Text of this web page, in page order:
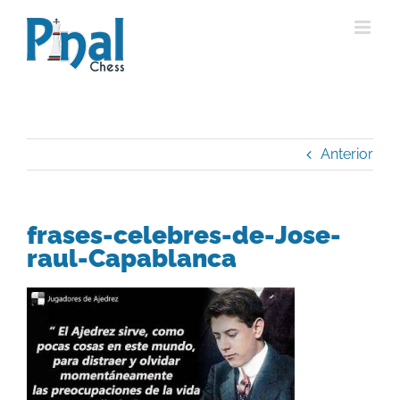
contenido
Anterior
frases-celebres-de-Jose-
raul-Capablanca